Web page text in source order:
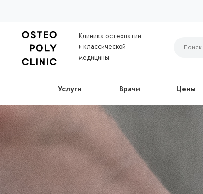
Клиника остеопатии
и классической
медицины
Услуги Врачи Цены